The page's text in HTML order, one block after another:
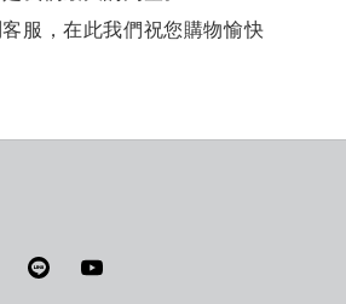
服，在此我們祝您購物愉快